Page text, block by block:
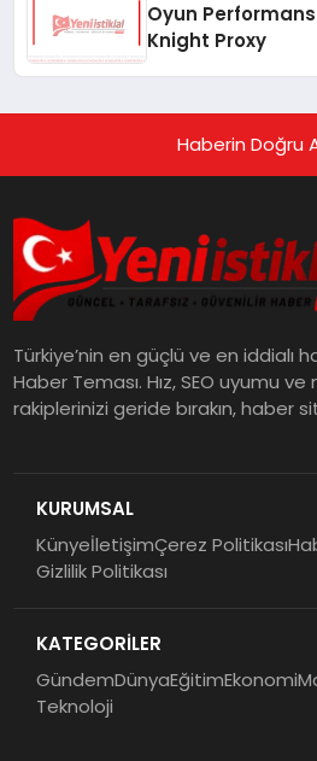
Oyun
Knight Proxy
Haberin Doğru
Türkiye’nin en güçlü ve en iddialı
Haber Teması. Hız, SEO uyumu
rakiplerinizi geride bırakın, haber
KURUMSAL
KünyeİletişimÇerez Politikası
Gizlilik Politikası
KATEGORİLER
GündemDünyaEğitimEkonomi
Teknoloji